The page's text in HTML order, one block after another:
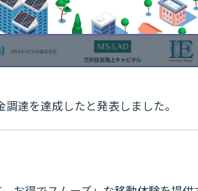
達を達成したと発表しました。